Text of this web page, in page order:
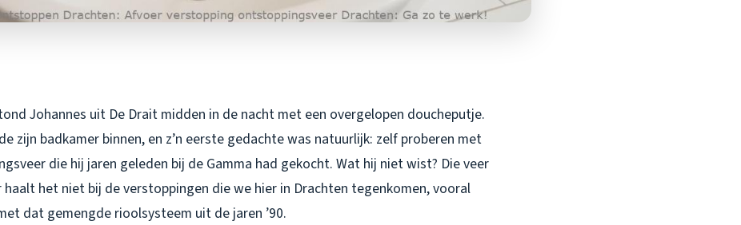
Johannes uit De Drait midden in de nacht met een overgelopen doucheputje.
zijn badkamer binnen, en z’n eerste gedachte was natuurlijk: zelf proberen met
die hij jaren geleden bij de Gamma had gekocht. Wat hij niet wist? Die veer
het niet bij de verstoppingen die we hier in Drachten tegenkomen, vooral
dat gemengde rioolsysteem uit de jaren ’90.